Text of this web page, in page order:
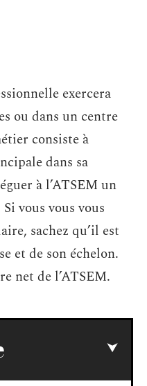
exercera
ou dans un centre
consiste à
dans sa
à l’ATSEM un
vous vous vous
sachez qu’il est
et de son échelon.
net de l’ATSEM.